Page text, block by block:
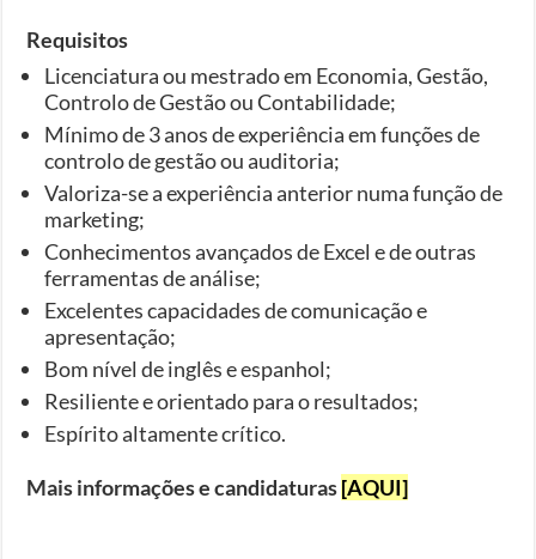
Requisitos
Licenciatura ou mestrado em Economia, Gestão,
Controlo de Gestão ou Contabilidade;
Mínimo de 3 anos de experiência em funções de
controlo de gestão ou auditoria;
Valoriza-se a experiência anterior numa função de
marketing;
Conhecimentos avançados de Excel e de outras
ferramentas de análise;
Excelentes capacidades de comunicação e
apresentação;
Bom nível de inglês e espanhol;
Resiliente e orientado para o resultados;
Espírito altamente crítico.
Mais informações e candidaturas[AQUI]